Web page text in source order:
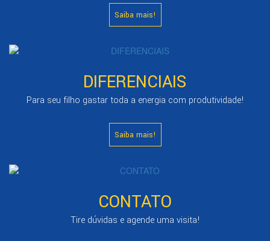
Saiba mais!
DIFERENCIAIS
Para seu filho gastar toda a energia com produtividade!
Saiba mais!
CONTATO
Tire dúvidas e agende uma visita!